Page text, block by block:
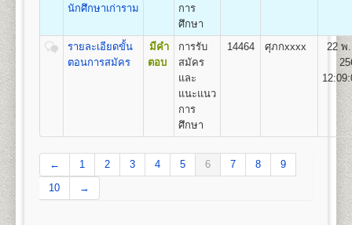
นักศึกษาเก่าราม
การ
ศึกษา
รายละเอียดขั้น
ตอนการสมัคร
มีคำ
ตอบ
การรับ
สมัคร
และ
แนะแนว
การ
ศึกษา
14464 ศุภกxxxx
22 พ
← 1 2 3 4 5 6 7 8
9
10
→